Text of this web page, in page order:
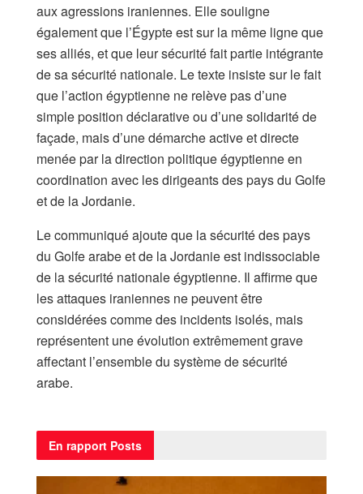
aux agressions iraniennes. Elle souligne
également que l’Égypte est sur la même ligne que
ses alliés, et que leur sécurité fait partie intégrante
de sa sécurité nationale. Le texte insiste sur le fait
que l’action égyptienne ne relève pas d’une
simple position déclarative ou d’une solidarité de
façade, mais d’une démarche active et directe
menée par la direction politique égyptienne en
coordination avec les dirigeants des pays du Golfe
et de la Jordanie.
Le communiqué ajoute que la sécurité des pays
du Golfe arabe et de la Jordanie est indissociable
de la sécurité nationale égyptienne. Il affirme que
les attaques iraniennes ne peuvent être
considérées comme des incidents isolés, mais
représentent une évolution extrêmement grave
affectant l’ensemble du système de sécurité
arabe.
En rapport Posts